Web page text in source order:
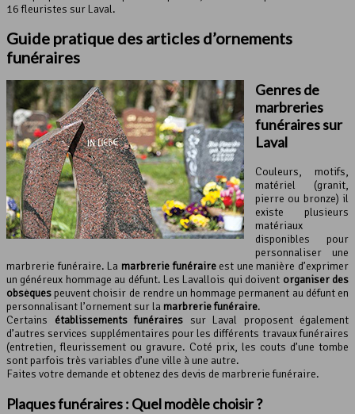
16 fleuristes sur Laval.
Guide pratique des articles d’ornements
funéraires
Genres de
marbreries
funéraires sur
Laval
Couleurs, motifs,
matériel (granit,
pierre ou bronze) il
existe plusieurs
matériaux
disponibles pour
personnaliser une
marbrerie funéraire. La marbrerie funéraireest une manière d’exprimer
un généreux hommage au défunt. Les Lavallois qui doivent organiser des
obsèques peuvent choisir de rendre un hommage permanent au défunt en
personnalisant l’ornement sur la marbrerie funéraire.
Certains établissements funéraires sur Laval proposent également
d’autres services supplémentaires pour les différents travaux funéraires
(entretien, fleurissement ou gravure. Coté prix, les couts d’une tombe
sont parfois très variables d’une ville à une autre.
Faites votre demande et obtenez des devis de marbrerie funéraire.
Plaques funéraires : Quel modèle choisir ?